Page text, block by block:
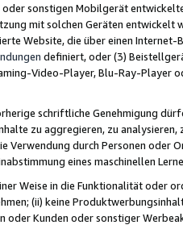
sonstigen Mobilgerät
mit solchen Geräten
Website, die über einen
definiert, oder (3)
Video-Player, Blu-Ray-Player
schriftliche Genehmigung
zu aggregieren, zu
Verwendung durch Personen
eines maschinellen
Weise in die Funktionalität oder
(ii) keine
Kunden oder sonstiger